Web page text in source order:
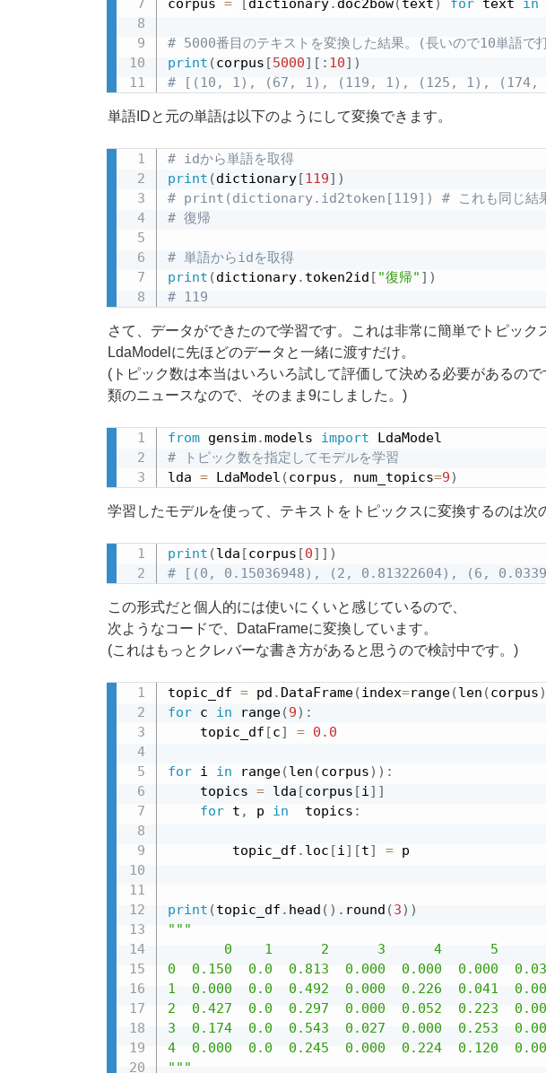
corpus = [dictionary. doc2bow(text) for text in
# 5000番目のテキストを変換した結果。(長いので10単語で
print (corpus [5000] [ : 10] )
# [(10, 1), (67, 1), (119, 1), (125, 1),
単語IDと元の単語は以下のようにして変換できます。
# idから単語を取得
print (dictionary[119] )
# print(dictionary.id2token[119]) # これも同じ結
# 復帰
# 単語からidを取得
print (dictionary. token2id [ "復帰" ] )
# 119
さて、データができたので学習です。これは非常に簡単でトピック
LdaModelに先ほどのデータと一緒に渡すだけ。
(トピック数は本当はいろいろ試して評価して決める必要があるの
類のニュースなので、そのまま9にしました。)
from gensim.models import
# トピック数を指定してモデルを学習
lda = LdaModel (corpus , num_topics=9)
学習したモデルを使って、テキストをトピックスに変換するのは次
print (lda [corpus [0] ] )
# [(0, 0.15036948), (2, 0.81322604), (6,
この形式だと個人的には使いにくいと感じているので、
次ようなコードで、DataFrameに変換しています。
(これはもっとクレバーな書き方があると思うので検討中です。)
topic_df = pd . DataFrame(index=range(len (corpus)
for c in range(9) :
    topic_df
[c] = 0.0
for i in range(len (corpus) ) :
    topics
= lda [corpus [i] ]
for t , p in
  topics
:
        topic_df
. loc [i] [t] = p
print (topic_df . head ( ) . round (3) )
"""
0    1      2      3      4      5
0  0.150  0.0  0.813  0.000  0.000  0.000
1  0.000  0.0  0.492  0.000  0.226  0.041
2  0.427  0.0  0.297  0.000  0.052  0.223
3  0.174  0.0  0.543  0.027  0.000  0.253
4  0.000  0.0  0.245  0.000  0.224  0.120
"""